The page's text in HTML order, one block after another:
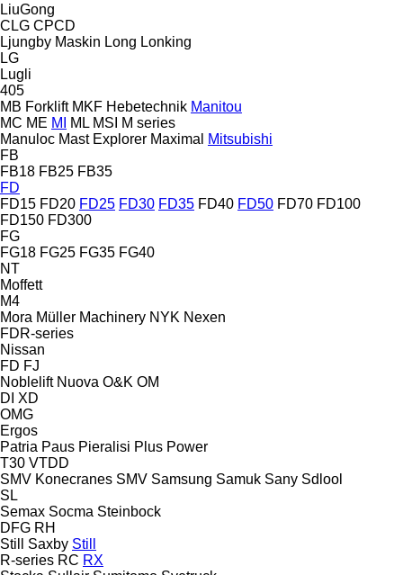
LiuGong
CLG CPCD
Ljungby Maskin Long Lonking
LG
Lugli
405
MB Forklift MKF Hebetechnik Manitou
MC ME MI ML MSI
M series
Manuloc Mast Explorer Maximal
Mitsubishi
FB
FB18 FB25 FB35
FD
FD15 FD20 FD25 FD30 FD35 FD40 FD50 FD70 FD100
FD150 FD300
FG
FG18 FG25 FG35 FG40
NT
Moffett
M4
Mora Müller Machinery NYK Nexen
FDR-series
Nissan
FD FJ
Noblelift Nuova O&K OM
DI XD
OMG
Ergos
Patria Paus Pieralisi Plus Power
T30 VTDD
SMV Konecranes SMV Samsung Samuk Sany Sdlool
SL
Semax Socma Steinbock
DFG RH
Still Saxby Still
R-series RC RX